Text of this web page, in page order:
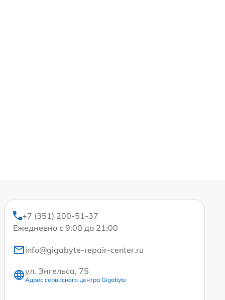
+7 (351) 200-51-37
Ежедневно с 9:00 до 21:00
info@gigabyte-repair-center.ru
ул. Энгельса, 75
Адрес сервисного центра Gigabyte